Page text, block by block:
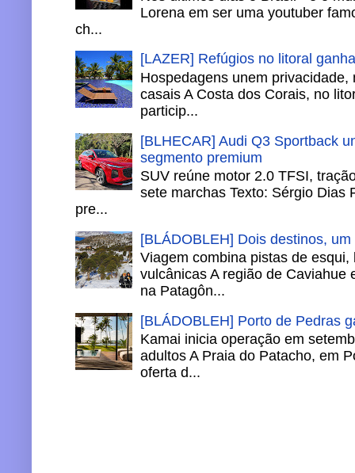
Lorena em ser uma youtuber
ch...
[LAZER] Refúgios no litoral
Hospedagens unem
casais A Costa dos Corais, no
particip...
[BLHECAR] Audi Q3 Sportback
segmento premium
SUV reúne motor 2.0 TFSI,
sete marchas Texto: Sérgio Dias
pre...
[BLÁDOBLEH] Dois destinos,
Viagem combina pistas de
vulcânicas A região de Caviahue
na Patagôn...
[BLÁDOBLEH] Porto de Pedras
Kamai inicia operação em
adultos A Praia do Patacho, em
oferta d...